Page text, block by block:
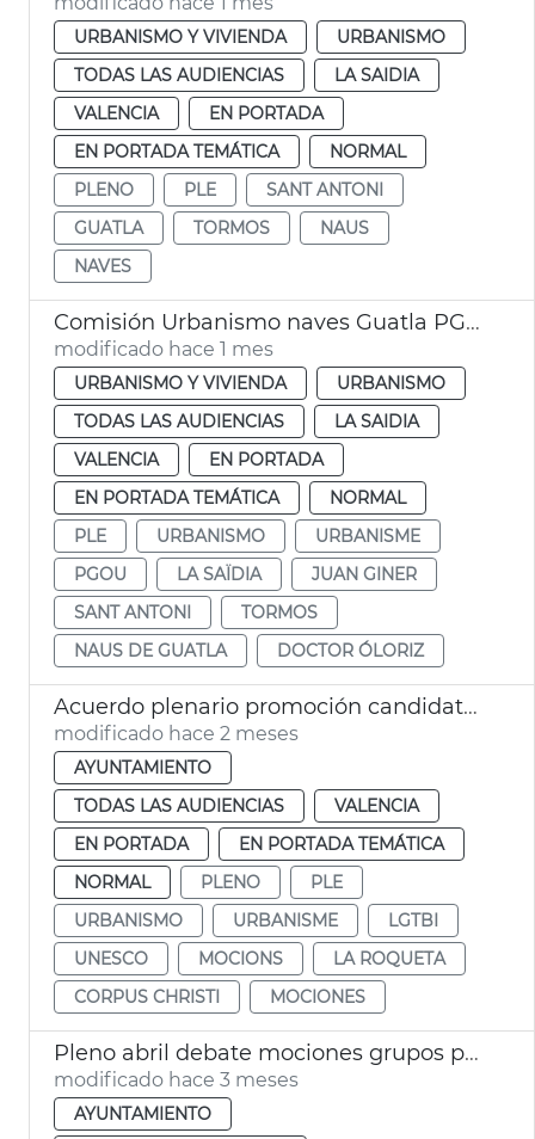
URBANISMO Y VIVIENDA
URBANISMO
TODAS LAS AUDIENCIAS
LA SAIDIA
VALENCIA
EN PORTADA
EN PORTADA TEMÁTICA
NORMAL
PLENO
PLE
SANT ANTONI
GUATLA
TORMOS
NAUS
NAVES
Comisión Urbanismo naves Guatla PGOU
modificado hace 1 mes
URBANISMO Y VIVIENDA
URBANISMO
TODAS LAS AUDIENCIAS
LA SAIDIA
VALENCIA
EN PORTADA
EN PORTADA TEMÁTICA
NORMAL
PLE
URBANISMO
URBANISME
PGOU
LA SAÏDIA
JUAN GINER
SANT ANTONI
TORMOS
NAUS DE GUATLA
DOCTOR ÓLORIZ
Acuerdo plenario promoción candidatura Corpus Patrimonio Cultural Unesco
modificado hace 2 meses
AYUNTAMIENTO
TODAS LAS AUDIENCIAS
VALENCIA
EN PORTADA
EN PORTADA TEMÁTICA
NORMAL
PLENO
PLE
URBANISMO
URBANISME
LGTBI
UNESCO
MOCIONS
LA ROQUETA
CORPUS CHRISTI
MOCIONES
Pleno abril debate mociones grupos políticos
modificado hace 3 meses
AYUNTAMIENTO